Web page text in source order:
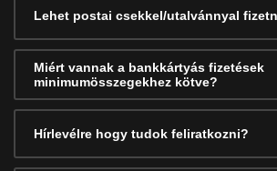
Lehet postai csekkel/utalvánnyal
Miért vannak a bankkártyás fizetések
minimumösszegekhez kötve?
Hírlevélre hogy tudok feliratkozni?